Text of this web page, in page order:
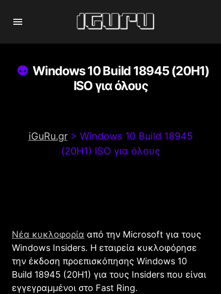
Windows 10 Build 18945 (20H1)
ISO για όλους
iGuRu.gr> Windows 10 Build 18945
(20H1) ISO για όλους
Νέα κυκλοφορία από την Microsoft για τους
Windows Insiders. Η εταιρεία κυκλοφόρησε
την έκδοση προεπισκόπησης Windows 10
Build 18945 (20H1) για τους Insiders που είναι
εγγεγραμμένοι στο Fast Ring.